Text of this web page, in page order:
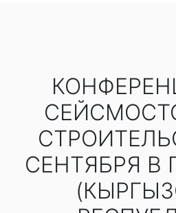
СЕНТЯБРЯ В